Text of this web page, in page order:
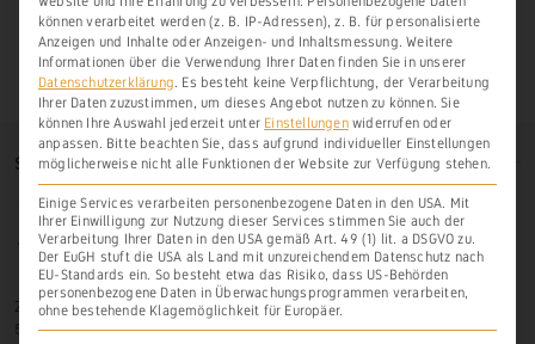
SO FINDEN SIE UNS
Zur Hasenlay 10
56379 Scheidt
können verarbeitet werden (z. B. IP-Adressen), z. B. für personalisierte
Anzeigen und Inhalte oder Anzeigen- und Inhaltsmessung. Weitere
Informationen über die Verwendung Ihrer Daten finden Sie in unserer
Datenschutzerklärung. Es besteht keine Verpflichtung, der Verarbeitung
Ihrer Daten zuzustimmen, um dieses Angebot nutzen zu können. Sie
können Ihre Auswahl jederzeit unter Einstellungenwiderrufen oder
anpassen. Bitte beachten Sie, dass aufgrund individueller Einstellungen
möglicherweise nicht alle Funktionen der Website zur Verfügung stehen.
Einige Services verarbeiten personenbezogene Daten in den USA. Mit
Ihrer Einwilligung zur Nutzung dieser Services stimmen Sie auch der
Verarbeitung Ihrer Daten in den USA gemäß Art. 49 (1) lit. a DSGVO zu.
Der EuGH stuft die USA als Land mit unzureichendem Datenschutz nach
EU-Standards ein. So besteht etwa das Risiko, dass US-Behörden
personenbezogene Daten in Überwachungsprogrammen verarbeiten,
ohne bestehende Klagemöglichkeit für Europäer.